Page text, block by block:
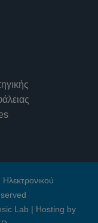
Lab | Hosting by